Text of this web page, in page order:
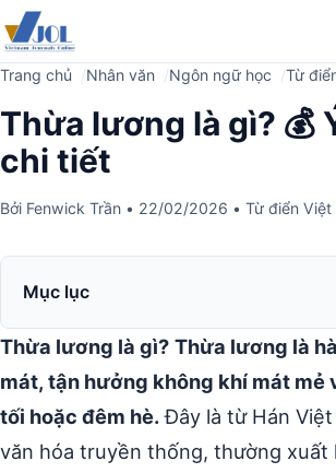
Trang chủ Nhân văn Ngôn ngữ học Từ
Thừa lương là gì? 💰
chi tiết
Bởi Fenwick Trần • 22/02/2026 • Từ điển
Mục lục
Thừa lương là gì? Thừa lương là
mát, tận hưởng không khí mát mẻ
tối hoặc đêm hè.Đây là từ Hán
văn hóa truyền thống, thường